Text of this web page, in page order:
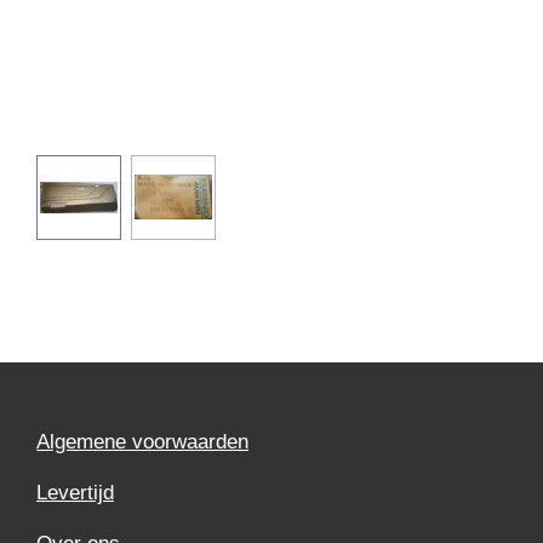
Algemene voorwaarden
Levertijd